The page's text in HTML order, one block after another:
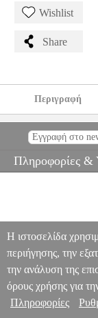
Wishlist
Share
Περιγραφή
90X22X25.6Υ ΕΚ.
Πληροφορίες &
Η ιστοσελίδα
περιήγησης, την
την ανάλυση της
όρους χρήσης για
Πληροφορίες